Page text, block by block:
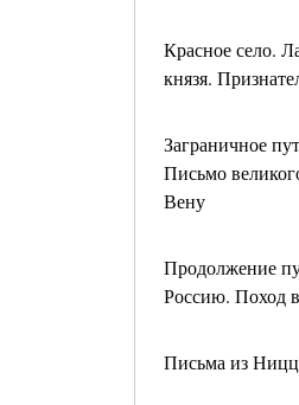
Красное село.
князя.
Заграничное
Письмо
Вену
Продолжение
Россию. Поход
Письма из